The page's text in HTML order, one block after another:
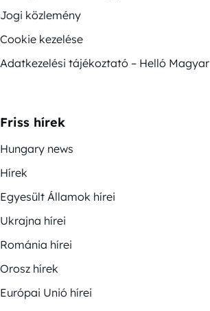
Jogi közlemény
Cookie kezelése
Adatkezelési tájékoztató – Helló Magyar
Friss hírek
Hungary news
Hírek
Egyesült Államok hírei
Ukrajna hírei
Románia hírei
Orosz hírek
Európai Unió hírei